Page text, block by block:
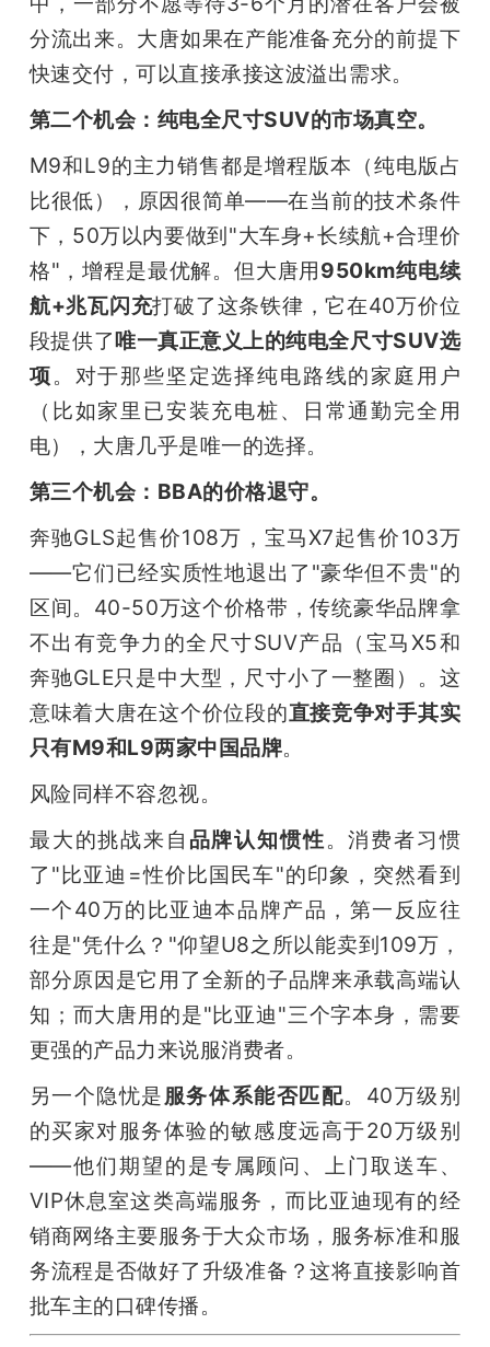
分流出来。大唐如果在产能准备充分的前提下
快速交付，可以直接承接这波溢出需求。
第二个机会：纯电全尺寸SUV的市场真空。
M9和L9的主力销售都是增程版本（纯电版占
比很低），原因很简单——在当前的技术条件
下，50万以内要做到"大车身+长续航+合理价
格"，增程是最优解。但大唐用950km纯电续
航+兆瓦闪充打破了这条铁律，它在40万价位
段提供了唯一真正意义上的纯电全尺寸SUV选
项。对于那些坚定选择纯电路线的家庭用户
（比如家里已安装充电桩、日常通勤完全用
电），大唐几乎是唯一的选择。
第三个机会：BBA的价格退守。
奔驰GLS起售价108万，宝马X7起售价103万
——它们已经实质性地退出了"豪华但不贵"的
区间。40-50万这个价格带，传统豪华品牌拿
不出有竞争力的全尺寸SUV产品（宝马X5和
奔驰GLE只是中大型，尺寸小了一整圈）。这
意味着大唐在这个价位段的直接竞争对手其实
只有M9和L9两家中国品牌。
风险同样不容忽视。
最大的挑战来自 品牌认知惯性。消费者习惯
了"比亚迪=性价比国民车"的印象，突然看到
一个40万的比亚迪本品牌产品，第一反应往
往是"凭什么？"仰望U8之所以能卖到109万，
部分原因是它用了全新的子品牌来承载高端认
知；而大唐用的是"比亚迪"三个字本身，需要
更强的产品力来说服消费者。
另一个隐忧是服务体系能否匹配。40万级别
的买家对服务体验的敏感度远高于20万级别
——他们期望的是专属顾问、上门取送车、
VIP休息室这类高端服务，而比亚迪现有的经
销商网络主要服务于大众市场，服务标准和服
务流程是否做好了升级准备？这将直接影响首
批车主的口碑传播。